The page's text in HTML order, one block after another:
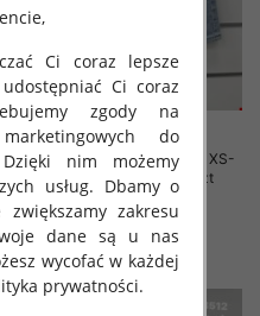
Szorty damskie jeansy Roz XS-
XL, 1 Kolor Paczka 10 szt
44.00 zł
szczegóły
Ci coraz lepsze
Ci coraz
zgody na
do
nim możemy
usług. Dbamy o
zakresu
dane są u nas
wycofać w każdej
prywatności.